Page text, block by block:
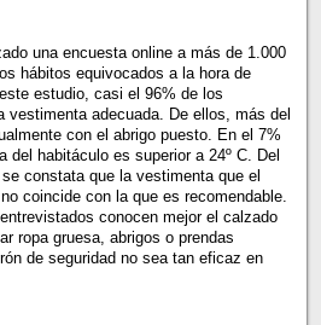
una encuesta online a más de 1.000
hábitos equivocados a la hora de
estudio, casi el 96% de los
vestimenta adecuada. De ellos, más del
con el abrigo puesto. En el 7%
del habitáculo es superior a 24º C. Del
constata que la vestimenta que el
coincide con la que es recomendable.
conocen mejor el calzado
ropa gruesa, abrigos o prendas
de seguridad no sea tan eficaz en